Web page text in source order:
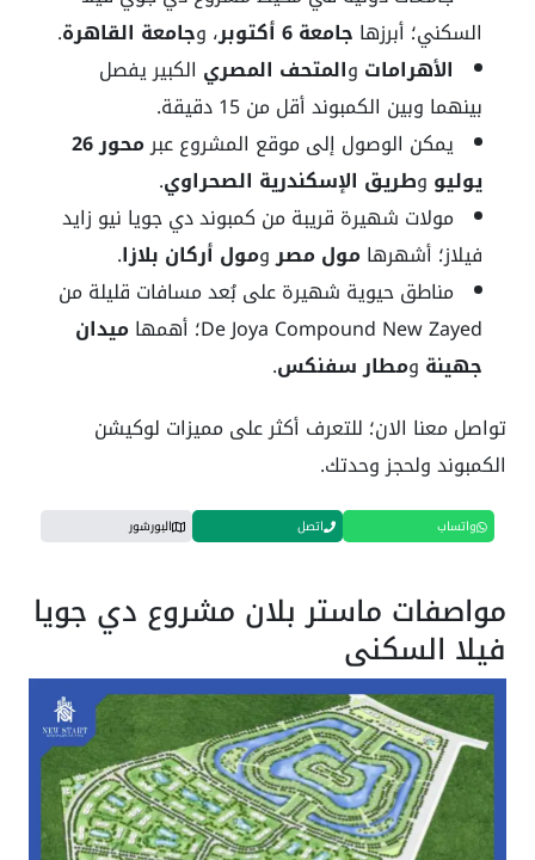
السكني؛ أبرزها جامعة 6 أكتوبر ، وجامعة القاهرة.
الأهرامات والمتحف المصري الكبير يفصل
بينهما وبين الكمبوند أقل من 15 دقيقة.
يمكن الوصول إلى موقع المشروع عبر
محور 26
يوليو وطريق الإسكندرية الصحراوي.
مولات شهيرة قريبة من كمبوند دي جويا نيو زايد
فيلاز؛ أشهرهامول مصرومول أركان بلازا.
مناطق حيوية شهيرة على بُعد مسافات قليلة من
De Joya Compound New Zayed؛ أهمها
ميدان
جهينة ومطار سفنكس.
تواصل معنا الان؛ للتعرف أكثر على مميزات لوكيشن
الكمبوند ولحجز وحدتك.
واتساب اتصل البورشور
مواصفات ماستر بلان مشروع دي جويا
فيلا السكني